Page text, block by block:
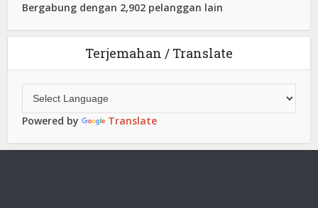
Bergabung dengan 2,902 pelanggan lain
Terjemahan / Translate
Powered by Translate